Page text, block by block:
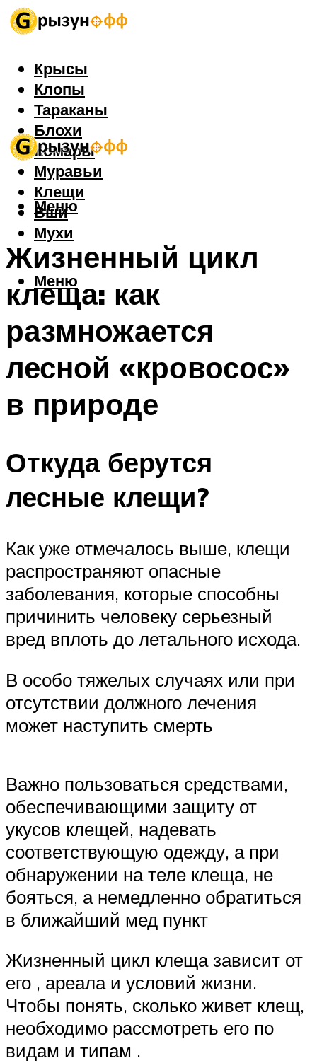
Крысы
Клопы
Тараканы
Блохи
Комары
Муравьи
Клещи
Вши
Мухи
Меню
Меню
Жизненный цикл
клеща: как
размножается
лесной «кровосос»
в природе
Откуда берутся
лесные клещи?
Как уже отмечалось выше, клещи
распространяют опасные
заболевания, которые способны
причинить человеку серьезный
вред вплоть до летального исхода.
В особо тяжелых случаях или при
отсутствии должного лечения
может наступить смерть
Важно пользоваться средствами,
обеспечивающими защиту от
укусов клещей, надевать
соответствующую одежду, а при
обнаружении на теле клеща, не
бояться, а немедленно обратиться
в ближайший мед пункт
Жизненный цикл клеща зависит от
его , ареала и условий жизни.
Чтобы понять, сколько живет клещ,
необходимо рассмотреть его по
видам и типам .